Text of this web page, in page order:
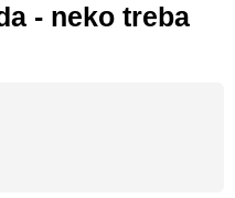
- neko treba